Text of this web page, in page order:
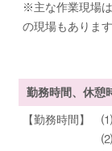
※主な作業現場
の現場もあります
勤務時間、休憩
【勤務時間】
⑵ 8：00